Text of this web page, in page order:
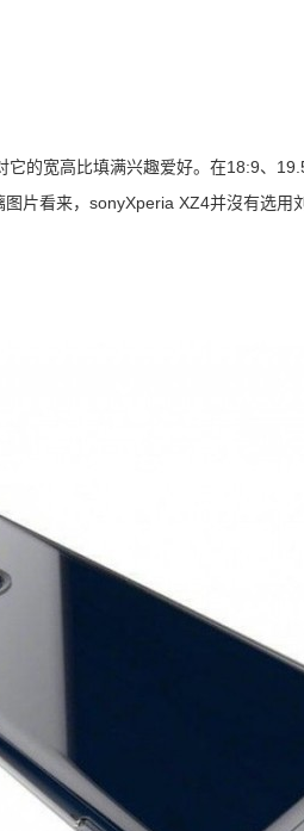
的宽高比填满兴趣爱好。在18:9、
片看来，sonyXperia XZ4并沒有选用